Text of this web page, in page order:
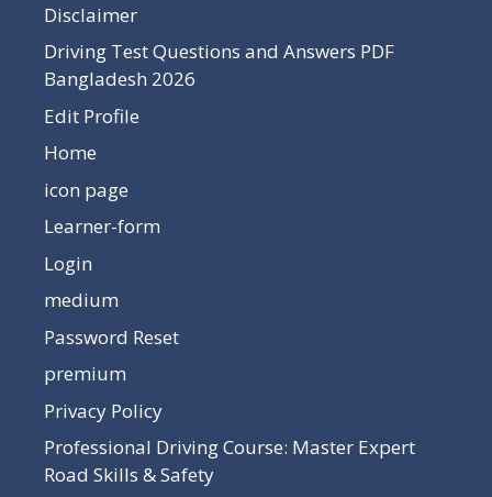
Disclaimer
Driving Test Questions and Answers PDF
Bangladesh 2026
Edit Profile
Home
icon page
Learner-form
Login
medium
Password Reset
premium
Privacy Policy
Professional Driving Course: Master Expert
Road Skills & Safety